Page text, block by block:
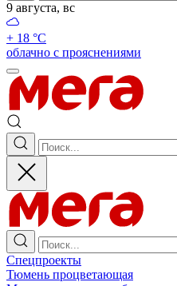
9 августа, вс
+ 18 °С
облачно с прояснениями
Спецпроекты
Тюмень процветающая